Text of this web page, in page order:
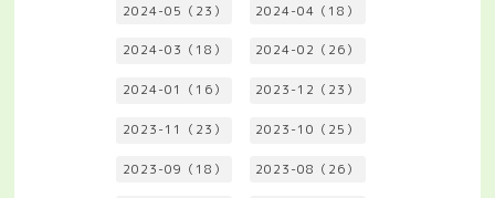
2024-05（23） 2024-04（18）
2024-03（18） 2024-02（26）
2024-01（16） 2023-12（23）
2023-11（23） 2023-10（25）
2023-09（18） 2023-08（26）